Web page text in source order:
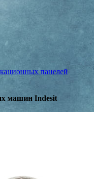
панелей
машин Indesit